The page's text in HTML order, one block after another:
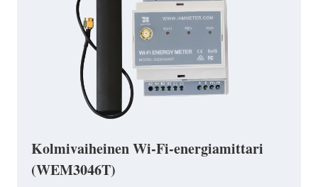
Kolmivaiheinen Wi-Fi-energiamittari
(WEM3046T)